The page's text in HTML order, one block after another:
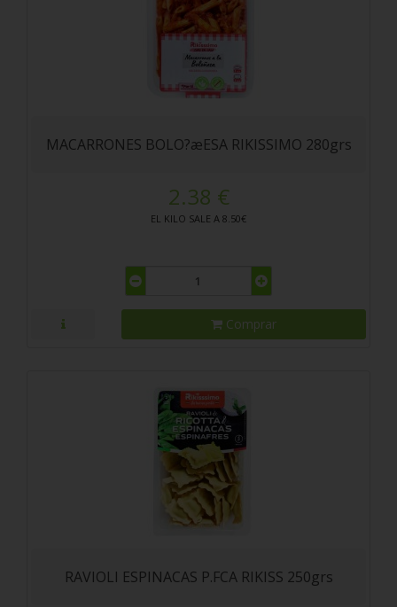
MACARRONES BOLO?æESA RIKISSIMO 280grs
2.38 €
EL KILO SALE A 8.50€
Comprar
RAVIOLI ESPINACAS P.FCA RIKISS 250grs